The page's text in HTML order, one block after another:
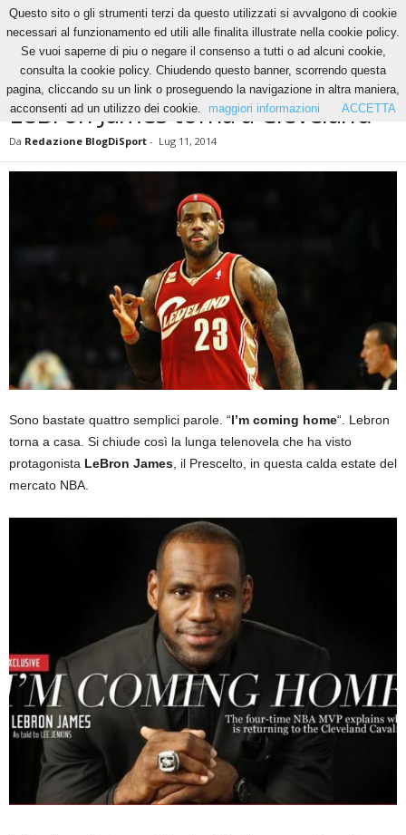
Basket NBA LeBron James torna a Cleveland
BASKET
LeBron James torna a Cleveland
Da Redazione BlogDiSport - Lug 11, 2014
Sono bastate quattro semplici parole. “I’m coming home“. Lebron
torna a casa. Si chiude così la lunga telenovela che ha visto
protagonista LeBron James , il Prescelto, in questa calda estate del
mercato NBA.
Questo sito o gli strumenti terzi da questo utilizzati si avvalgono di cookie
necessari al funzionamento ed utili alle finalita illustrate nella cookie policy.
Se vuoi saperne di piu o negare il consenso a tutti o ad alcuni cookie,
consulta la cookie policy. Chiudendo questo banner, scorrendo questa
pagina, cliccando su un link o proseguendo la navigazione in altra maniera,
acconsenti ad un utilizzo dei cookie.
maggiori informazioni ACCETTA